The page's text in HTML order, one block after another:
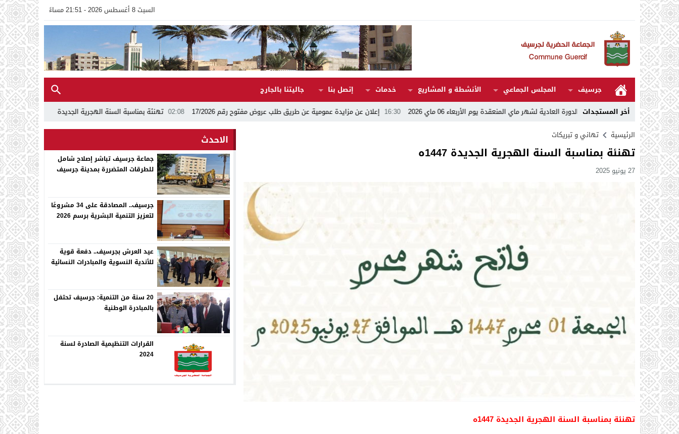
السبت 8 أغسطس 2026 - 21:51 مساءً
جرسيف المجلس الجماعي الأنشطة و المشاريع خدمات إتصل بنا
جاليتنا بالجارج
أخر المستجدات
27
14:07 مقررات الدورة العادية لشهر ماي المنعقدة يوم الأربعاء 06 ماي 2026 16:30 إعلان عن مزايدة عمومية عن طريق طلب عروض مفتوح رقم 17/2026 02:08 تهنئة بمناسبة السنة الهجرية الجديدة 1448ه 13:24
اجتماع
الرئيسية
تهاني و تبريكات
تهنئة بمناسبة السنة الهجرية الجديدة 1447ه
27 يونيو 2025
تهنئة بمناسبة السنة الهجرية الجديدة 1447ه
الاحدث
جماعة جرسيف تباشر إصلاح شامل
للطرقات المتضررة بمدينة جرسيف
جرسيف.. المصادقة على 34 مشروعًا
لتعزيز التنمية البشرية برسم 2026
عيد العرش بجرسيف.. دفعة قوية
للأندية النسوية والمبادرات النسائية
20 سنة من التنمية: جرسيف تحتفل
بالمبادرة الوطنية
القرارات التنظيمية الصادرة لسنة
2024